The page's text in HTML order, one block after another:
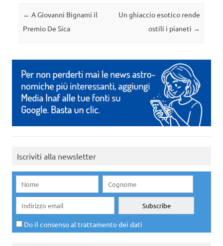
Navigazione articolo
← A Giovanni Bignami il
Premio De Sica
Un ghiaccio esotico rende
ostili i pianeti →
Iscriviti alla newsletter
Do il consenso al trattamento dei dati